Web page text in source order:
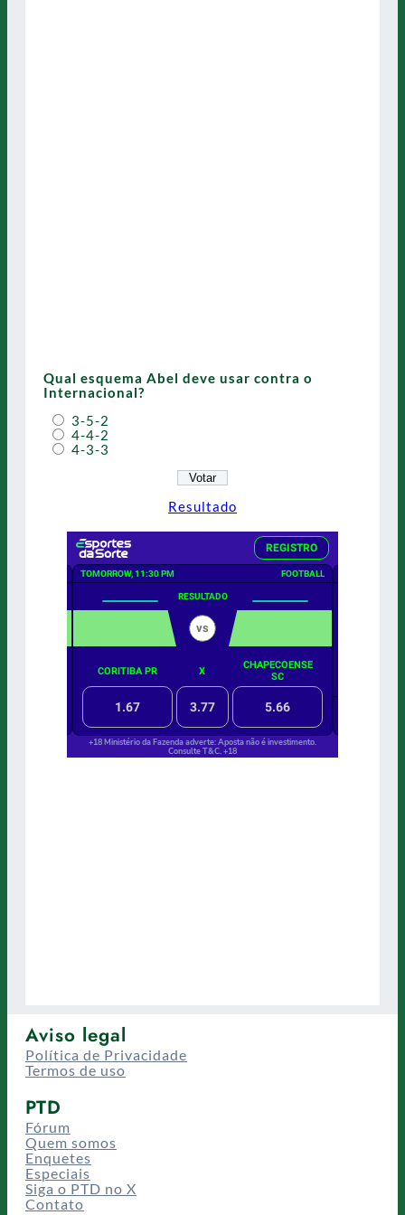
Qual esquema Abel deve usar contra o
Internacional?
3-5-2
4-4-2
4-3-3
Resultado
Aviso legal
Política de Privacidade
Termos de uso
PTD
Fórum
Quem somos
Enquetes
Especiais
Siga o PTD no X
Contato